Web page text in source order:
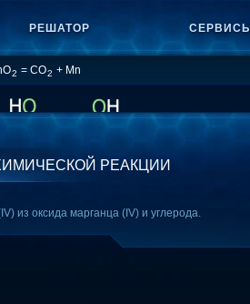
РЕШАТОР СЕРВИСЫ
2 = CO2 + Mn
РЕАКЦИИ
из оксида марганца (IV) и углерода.